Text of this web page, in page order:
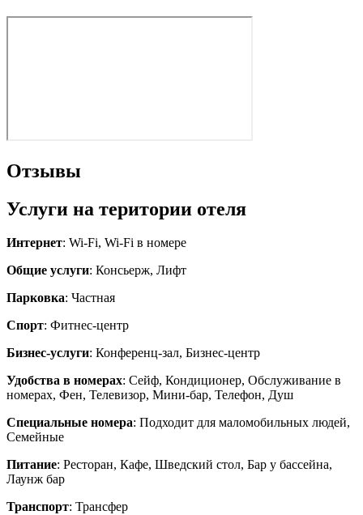
Отзывы
Услуги на територии отеля
Интернет: Wi-Fi, Wi-Fi в номере
Общие услуги: Консьерж, Лифт
Парковка: Частная
Спорт: Фитнес-центр
Бизнес-услуги: Конференц-зал, Бизнес-центр
Удобства в номерах: Сейф, Кондиционер, Обслуживание в
номерах, Фен, Телевизор, Мини-бар, Телефон, Душ
Специальные номера: Подходит для маломобильных людей,
Семейные
Питание: Ресторан, Кафе, Шведский стол, Бар у бассейна,
Лаунж бар
Транспорт: Трансфер